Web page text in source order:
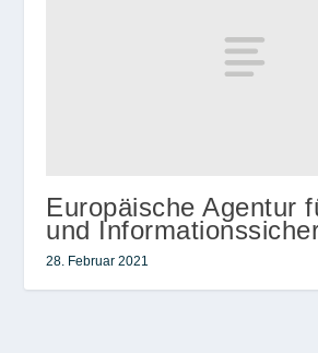
Europäische Agentur
und
28. Februar 2021